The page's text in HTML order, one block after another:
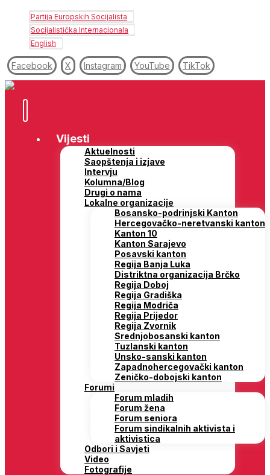
Partija Europskih Socijalista
Socijalistička Internacionala
English
Facebook X Instagram YouTube TikTok
Vijesti
Aktuelnosti
Saopštenja i izjave
Intervju
Kolumna/Blog
Drugi o nama
Lokalne organizacije
Bosansko-podrinjski Kanton
Hercegovačko-neretvanski kanton
Kanton 10
Kanton Sarajevo
Posavski kanton
Regija Banja Luka
Distriktna organizacija Brčko
Regija Doboj
Regija Gradiška
Regija Modriča
Regija Prijedor
Regija Zvornik
Srednjobosanski kanton
Tuzlanski kanton
Unsko-sanski kanton
Zapadnohercegovački kanton
Zeničko-dobojski kanton
Forumi
Forum mladih
Forum žena
Forum seniora
Forum sindikalnih aktivista i
aktivistica
Odbori i Savjeti
Video
Fotografije